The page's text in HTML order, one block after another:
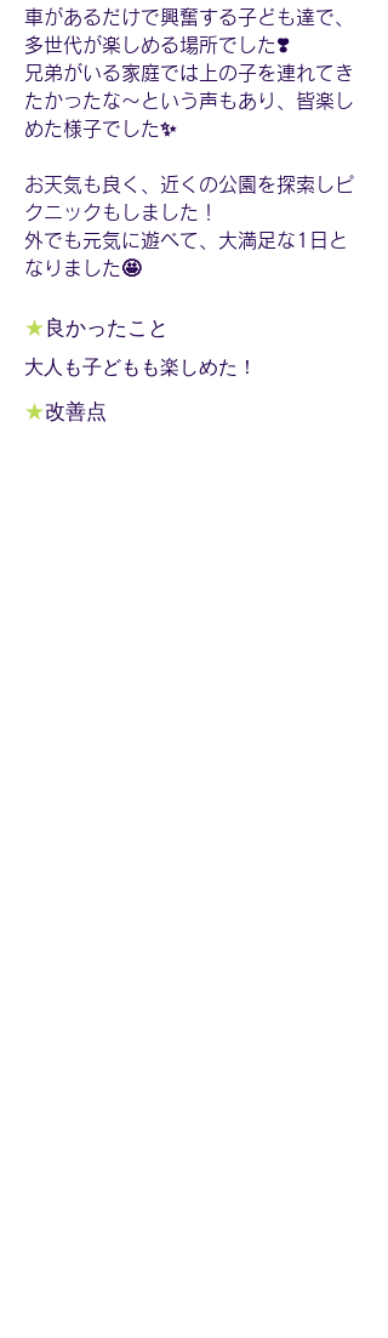
車があるだけで興奮する子ども達で、
多世代が楽しめる場所でした❣️
兄弟がいる家庭では上の子を連れてき
たかったな〜という声もあり、皆楽し
めた様子でした✨
お天気も良く、近くの公園を探索しピ
クニックもしました！
外でも元気に遊べて、大満足な1日と
なりました🤩
★良かったこと
大人も子どもも楽しめた！
★改善点